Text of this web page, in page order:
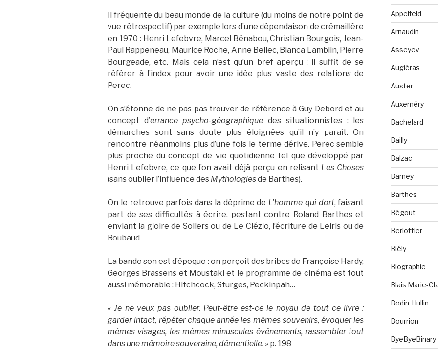
Il fréquente du beau monde de la culture (du moins de notre point de
vue rétrospectif) par exemple lors d’une dépendaison de crémaillère
en 1970 : Henri Lefebvre, Marcel Bénabou, Christian Bourgois, Jean-
Paul Rappeneau, Maurice Roche, Anne Bellec, Bianca Lamblin, Pierre
Bourgeade, etc. Mais cela n’est qu’un bref aperçu : il suffit de se
référer à l’index pour avoir une idée plus vaste des relations de
Perec.
On s’étonne de ne pas pas trouver de référence à Guy Debord et au
concept d’errance psycho-géographique des situationnistes : les
démarches sont sans doute plus éloignées qu’il n’y paraît. On
rencontre néanmoins plus d’une fois le terme dérive. Perec semble
plus proche du concept de vie quotidienne tel que développé par
Henri Lefebvre, ce que l’on avait déjà perçu en relisant Les Choses
(sans oublier l’influence des Mythologiesde Barthes).
On le retrouve parfois dans la déprime de L’homme qui dort, faisant
part de ses difficultés à écrire, pestant contre Roland Barthes et
enviant la gloire de Sollers ou de Le Clézio, l’écriture de Leiris ou de
Roubaud…
La bande son est d’époque : on perçoit des bribes de Françoise Hardy,
Georges Brassens et Moustaki et le programme de cinéma est tout
aussi mémorable : Hitchcock, Sturges, Peckinpah…
«Je ne veux pas oublier. Peut-être est-ce le noyau de tout ce livre :
garder intact, répéter chaque année les mêmes souvenirs, évoquer les
mêmes visages, les mêmes minuscules événements, rassembler tout
dans une mémoire souveraine, démentielle. » p. 198
Appelfeld
Arnaudin
Asseyev
Augiéras
Auster
Auxeméry
Bachelard
Bailly
Balzac
Barney
Barthes
Bégout
Berlottier
Biély
Biographie
Blais Marie-
Bodin-Hullin
Bourrion
ByeByeBinary